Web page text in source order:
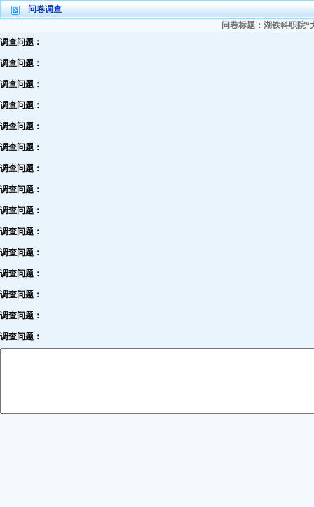
问卷调查
问卷标题：湖铁科职院“
调查问题：
调查问题：
调查问题：
调查问题：
调查问题：
调查问题：
调查问题：
调查问题：
调查问题：
调查问题：
调查问题：
调查问题：
调查问题：
调查问题：
调查问题：